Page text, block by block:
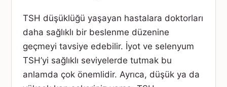
TSH düşüklüğü yaşayan hastalara doktorları
daha sağlıklı bir beslenme düzenine
geçmeyi tavsiye edebilir. İyot ve selenyum
TSH’yi sağlıklı seviyelerde tutmak bu
anlamda çok önemlidir. Ayrıca, düşük ya da